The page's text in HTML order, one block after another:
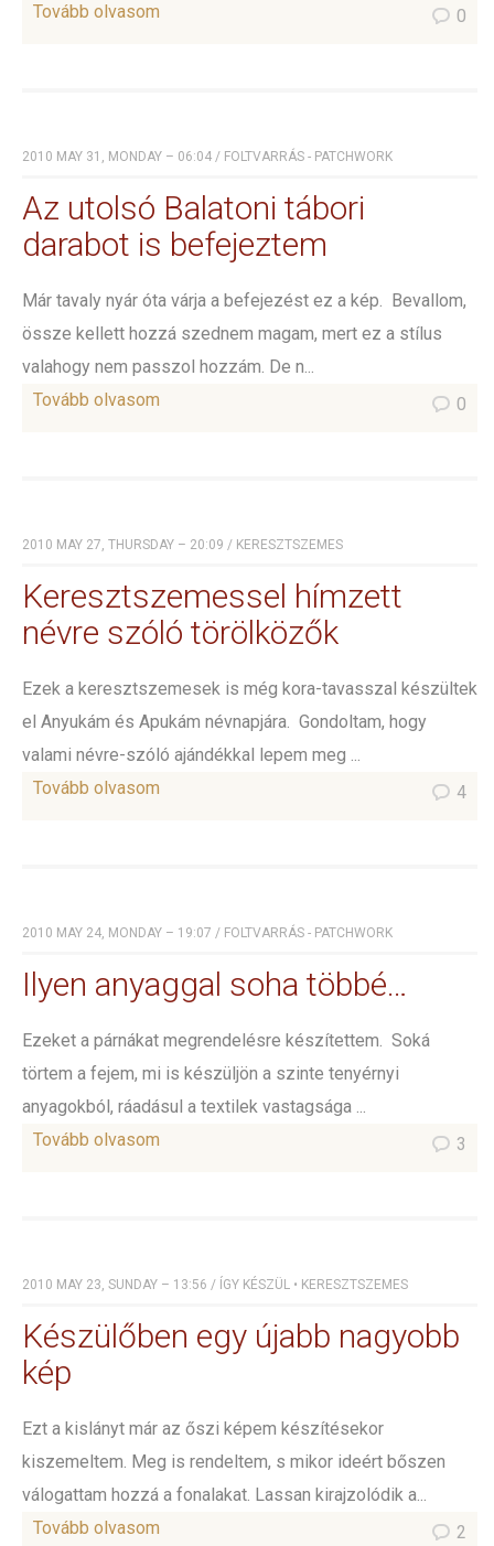
Tovább olvasom
0
2010 MAY 31, MONDAY – 06:04 / FOLTVARRÁS - PATCHWORK
Az utolsó Balatoni tábori
darabot is befejeztem
Már tavaly nyár óta várja a befejezést ez a kép. Bevallom,
össze kellett hozzá szednem magam, mert ez a stílus
valahogy nem passzol hozzám. De n...
Tovább olvasom
0
2010 MAY 27, THURSDAY – 20:09 / KERESZTSZEMES
Keresztszemessel hímzett
névre szóló törölközők
Ezek a keresztszemesek is még kora-tavasszal készültek
el Anyukám és Apukám névnapjára. Gondoltam, hogy
valami névre-szóló ajándékkal lepem meg ...
Tovább olvasom
4
2010 MAY 24, MONDAY – 19:07 / FOLTVARRÁS - PATCHWORK
Ilyen anyaggal soha többé…
Ezeket a párnákat megrendelésre készítettem. Soká
törtem a fejem, mi is készüljön a szinte tenyérnyi
anyagokból, ráadásul a textilek vastagsága ...
Tovább olvasom
3
2010 MAY 23, SUNDAY – 13:56 / ÍGY KÉSZÜL • KERESZTSZEMES
Készülőben egy újabb nagyobb
kép
Ezt a kislányt már az őszi képem készítésekor
kiszemeltem. Meg is rendeltem, s mikor ideért bőszen
válogattam hozzá a fonalakat. Lassan kirajzolódik a...
Tovább olvasom
2